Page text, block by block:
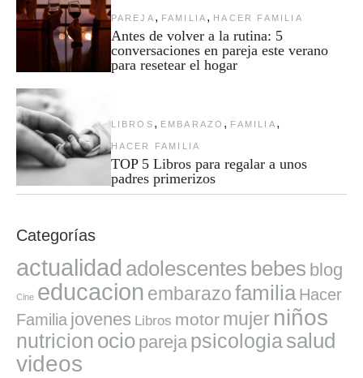
PAREJA , FAMILIA , HACER FAMILIA
Antes de volver a la rutina: 5
conversaciones en pareja este verano
para resetear el hogar
LIBROS , EMBARAZO , FAMILIA ,
HACER FAMILIA
TOP 5 Libros para regalar a unos
padres primerizos
Categorías
actualidad adolescentes bebes blog
Cine educacion embarazofamilia Hacer
Familia jovenes Libros motor mujer niños
nutricion ocio pareja psicologiasalud
videos